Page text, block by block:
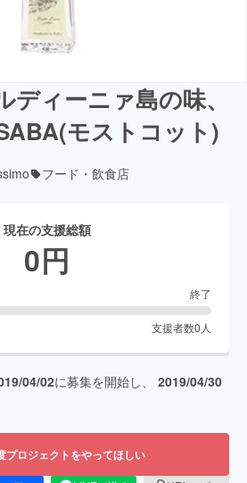
ィーニァ島の味、
モストコット)
フード・飲食店
現在の支援総額
0円
終了
支援者数0 人
04/02に募集を開始し、 2019/04/30
プロジェクトをやってほしい